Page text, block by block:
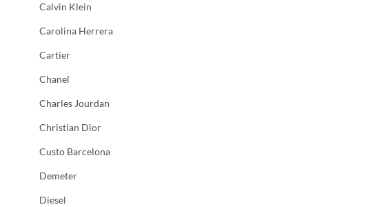
Calvin Klein
Carolina Herrera
Cartier
Chanel
Charles Jourdan
Christian Dior
Custo Barcelona
Demeter
Diesel